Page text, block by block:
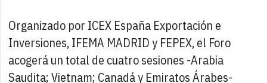
Organizado por ICEX España Exportación e
Inversiones, IFEMA MADRID y FEPEX, el Foro
acogerá un total de cuatro sesiones -Arabia
Saudita; Vietnam; Canadá y Emiratos Árabes-